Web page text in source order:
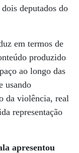
deputados do
em termos de
produzido
ao longo das
usando
da violência, real
representação
apresentou